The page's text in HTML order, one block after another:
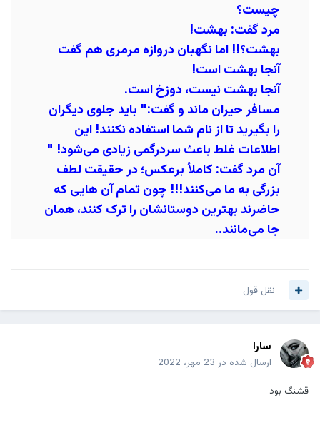
چیست؟
مرد گفت: بهشت!
بهشت؟!! اما نگهبان دروازه مرمری هم گفت
آنجا بهشت است!
آنجا بهشت نیست، دوزخ است.
مسافر حیران ماند و گفت:" باید جلوی دیگران
را بگیرید تا از نام شما استفاده نکنند! این
اطلاعات غلط باعث سردرگمی زیادی می‌شود! "
آن مرد گفت: کاملأ برعکس؛ در حقیقت لطف
بزرگی به ما می‌کنند!!! چون تمام آن هایی که
حاضرند بهترین دوستانشان را ترک کنند، همان
جا می‌مانند..
نقل قول
سارا
ارسال شده در 23 مهر، 2022
قشنگ بود